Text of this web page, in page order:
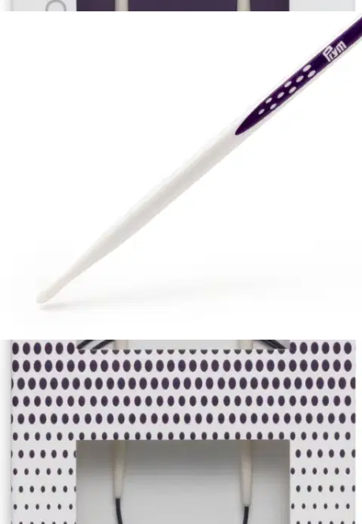
Asiakasomistajahinta
Toimitus
Kotiin tai noutopisteeseen
Ilmainen toimitus yli 100 €:n tilauksille
Postin pakettiautomaattiin tai
palvelupisteeseen!
Etu ei koske Suuri‑lisäpalvelulla toimitettavia tuotteita.
Tarkista myymäläsaatavuus
Tuotekuvaus